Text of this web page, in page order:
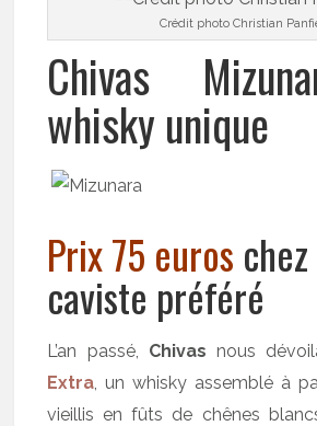
Crédit photo Christian
Chivas
whisky unique
Prix 75 euros
caviste préféré
L’an passé, Chivas nous
Extra , un whisky assemblé à
vieillis en fûts de chênes